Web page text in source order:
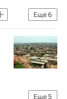
Еще6
Еще5